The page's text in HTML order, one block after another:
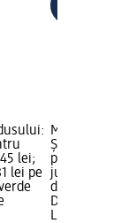
lei;
lei pe
Marcă:
Șervețele
pentru
juridică:
de bază:
Livrabil,